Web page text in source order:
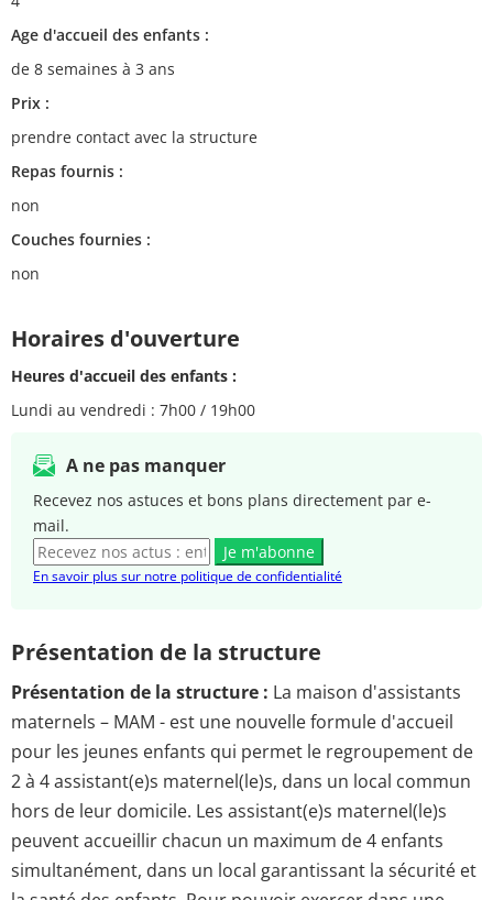
Age d'accueil des enfants :
de 8 semaines à 3 ans
Prix :
prendre contact avec la structure
Repas fournis :
non
Couches fournies :
non
Horaires d'ouverture
Heures d'accueil des enfants :
Lundi au vendredi : 7h00 / 19h00
A ne pas manquer
Recevez nos astuces et bons plans directement par e-
mail.
Je m'abonne
En savoir plus sur notre politique de confidentialité
Présentation de la structure
Présentation de la structure : La maison d'assistants
maternels – MAM - est une nouvelle formule d'accueil
pour les jeunes enfants qui permet le regroupement de
2 à 4 assistant(e)s maternel(le)s, dans un local commun
hors de leur domicile. Les assistant(e)s maternel(le)s
peuvent accueillir chacun un maximum de 4 enfants
simultanément, dans un local garantissant la sécurité et